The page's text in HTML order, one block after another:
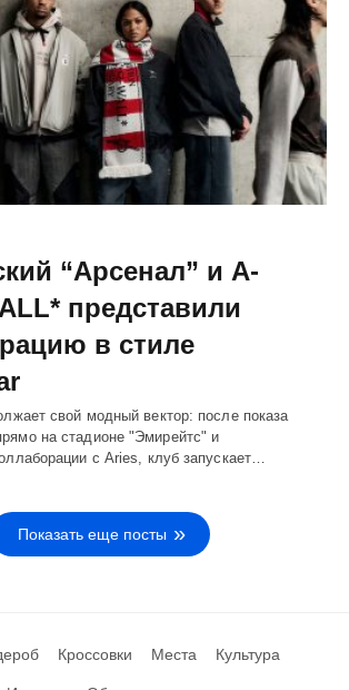
“Арсенал” и A-
представили
в стиле
свой модный вектор: после показа
на стадионе "Эмирейтс" и
с Aries, клуб запускает…
Показать еще посты
Кроссовки Места Культура